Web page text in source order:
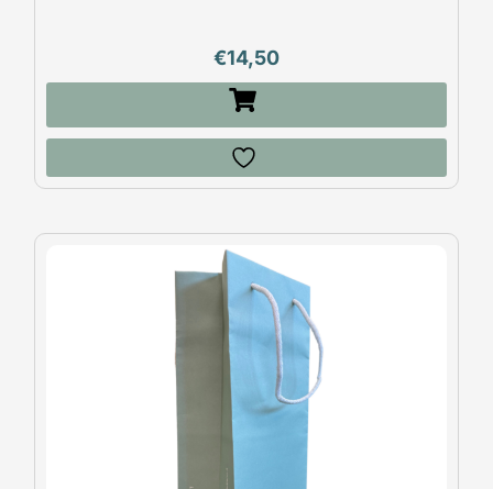
€14,50